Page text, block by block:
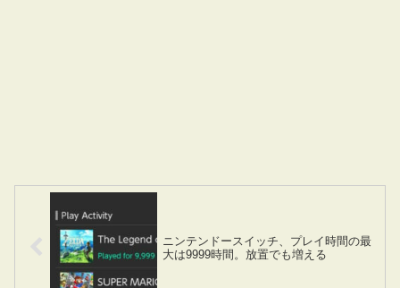
ニンテンドースイッチ、プレイ時間の最
大は9999時間。放置でも増える